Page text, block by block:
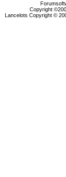
Copyright
Lancelots Copyright ©